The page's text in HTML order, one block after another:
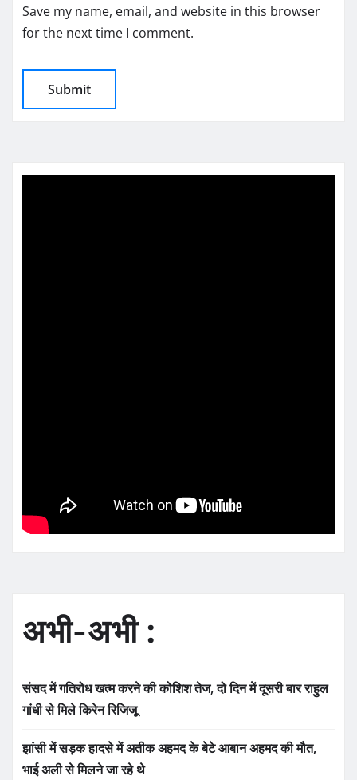
Save my name, email, and website in this browser
for the next time I comment.
अभी-अभी :
संसद में गतिरोध खत्म करने की कोशिश तेज, दो दिन में दूसरी बार राहुल
गांधी से मिले किरेन रिजिजू
झांसी में सड़क हादसे में अतीक अहमद के बेटे आबान अहमद की मौत,
भाई अली से मिलने जा रहे थे